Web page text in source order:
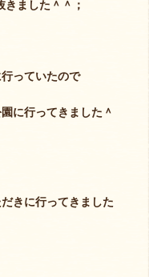
ました＾＾；
っていたので
に行ってきました＾
きに行ってきました